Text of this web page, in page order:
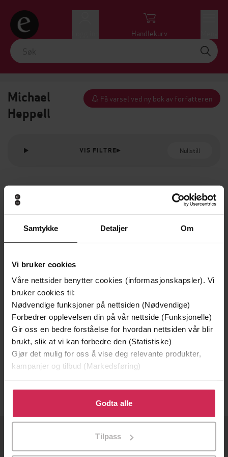
Samtykke Detaljer Om
Vi bruker cookies
Våre nettsider benytter cookies (informasjonskapsler). Vi
bruker cookies til:
Nødvendige funksjoner på nettsiden (Nødvendige)
Forbedrer opplevelsen din på vår nettside (Funksjonelle)
Gir oss en bedre forståelse for hvordan nettsiden vår blir
brukt, slik at vi kan forbedre den (Statistiske)
Gjør det mulig for oss å vise deg relevante produkter,
kampanjer og tilbud (Markedsføring)
Klikk på «Godta alle» for å gi oss ditt samtykke til å
bruke cookies for alle disse formålene. Du kan også
tilpasse ditt samtykke til spesifikke formål ved å klikke
Godta alle
Tilpass
Handlekurv
Michael
Heppell
Få varsel ved ny bok av forfatteren
VIS FILTRE Nullstill
130,-
The Edge
Michael Heppell